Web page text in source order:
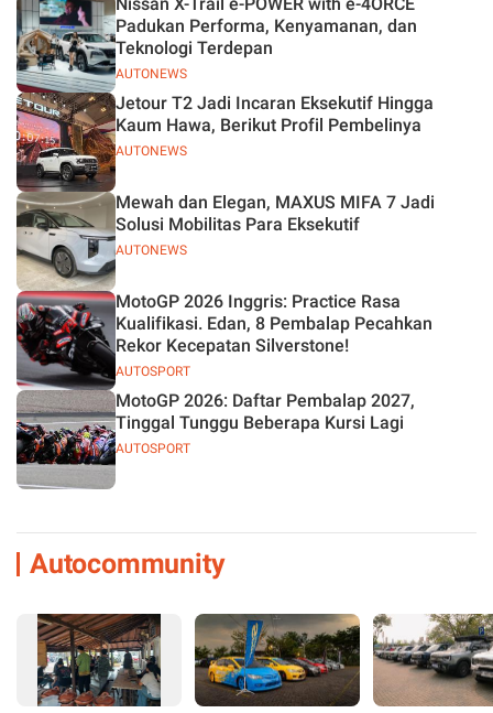
AUTONEWS
Padukan Performa, Kenyamanan, dan
Teknologi Terdepan
AUTONEWS
Jetour T2 Jadi Incaran Eksekutif Hingga
Kaum Hawa, Berikut Profil Pembelinya
AUTONEWS
Mewah dan Elegan, MAXUS MIFA 7 Jadi
Solusi Mobilitas Para Eksekutif
AUTOSPORT
MotoGP 2026 Inggris: Practice Rasa
Kualifikasi. Edan, 8 Pembalap Pecahkan
Rekor Kecepatan Silverstone!
AUTOSPORT
MotoGP 2026: Daftar Pembalap 2027,
Tinggal Tunggu Beberapa Kursi Lagi
Autocommunity